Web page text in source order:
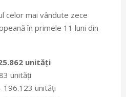
celor mai vândute zece
în primele 11 luni din
unități
unități
196.123 unități